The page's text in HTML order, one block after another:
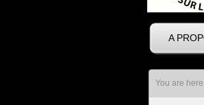
A
You are here: